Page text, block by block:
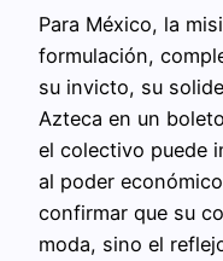
Para México, la
formulación,
su invicto, su
Azteca en un
el colectivo puede
al poder
confirmar que su
moda, sino el